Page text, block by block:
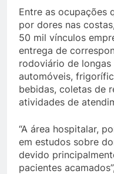
Entre as ocupações
por dores nas
50 mil vínculos
entrega de
rodoviário de
automóveis,
bebidas, coletas de
atividades de
“A área hospitalar,
em estudos sobre
devido
pacientes